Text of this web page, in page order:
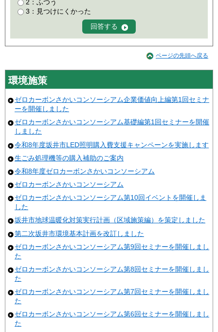
2：ふつう
3：見つけにくかった
ページの先頭へ戻る
環境施策
ゼロカーボンさかいコンソーシアム企業価値向上編第1回セミナ
ーを開催しました
ゼロカーボンさかいコンソーシアム基礎編第1回セミナーを開催
しました
令和8年度坂井市LED照明購入費支援キャンペーンを実施します
生ごみ処理機等の購入補助のご案内
令和8年度ゼロカーボンさかいコンソーシアム
ゼロカーボンさかいコンソーシアム
ゼロカーボンさかいコンソーシアム第10回イベントを開催しま
した
坂井市地球温暖化対策実行計画（区域施策編）を策定しました
第二次坂井市環境基本計画を改訂しました
ゼロカーボンさかいコンソーシアム第9回セミナーを開催しまし
た
ゼロカーボンさかいコンソーシアム第8回セミナーを開催しまし
た
ゼロカーボンさかいコンソーシアム第7回セミナーを開催しまし
た
ゼロカーボンさかいコンソーシアム第6回セミナーを開催しまし
た